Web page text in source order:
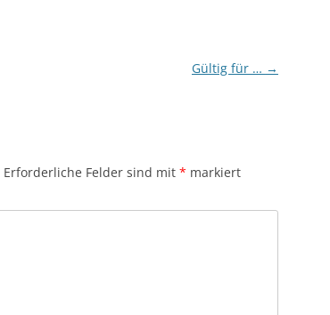
Gültig für … →
Erforderliche Felder sind mit * markiert